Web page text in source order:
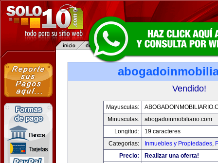
Vendido!
Mayusculas:
Minusculas:
abogadoinmobiliario.com
Longitud:
19 caracteres
Categorias:
Inmuebles y Propiedades,
Precio:
Realizar una oferta!